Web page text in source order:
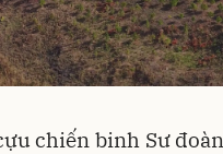
chiến binh Sư